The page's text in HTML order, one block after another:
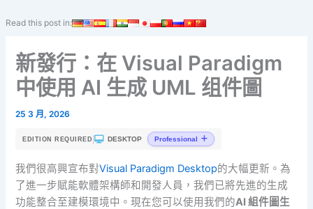
Read this post in:
新發行：在 Visual Paradigm
中使用 AI 生成 UML 组件圖
25 3 月, 2026
EDITION REQUIRED | DESKTOP Professional
我們很高興宣布對Visual Paradigm Desktop的大幅更新。為
了進一步賦能軟體架構師和開發人員，我們已將先進的生成
功能整合至建模環境中。現在您可以使用我們的AI 組件圖生